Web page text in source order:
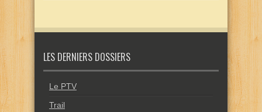
LES DERNIERS DOSSIERS
Le PTV
Trail